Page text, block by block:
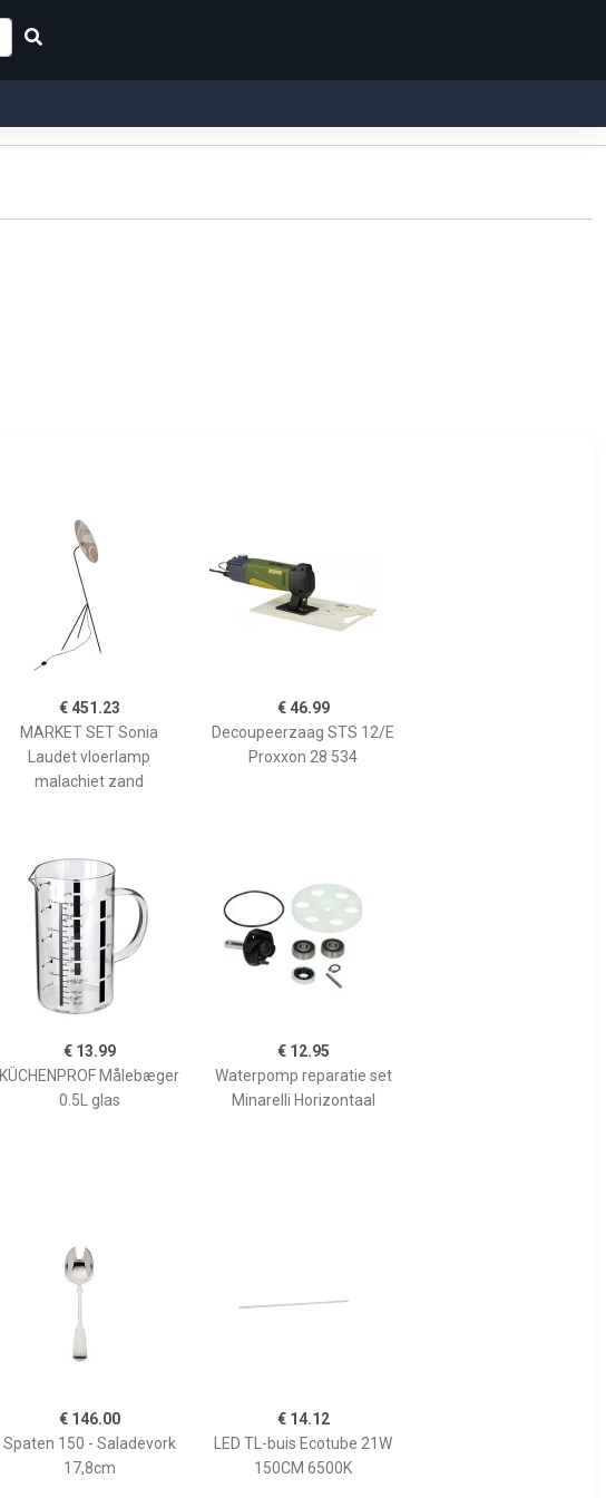
€ 451.23
MARKET SET Sonia
Laudet vloerlamp
malachiet zand
€ 46.99
Decoupeerzaag STS 12/E
Proxxon 28 534
€ 13.99
KÜCHENPROF Målebæger
0.5L glas
€ 12.95
Waterpomp reparatie set
Minarelli Horizontaal
€ 146.00
Spaten 150 - Saladevork
17,8cm
€ 14.12
LED TL-buis Ecotube 21W
150CM 6500K